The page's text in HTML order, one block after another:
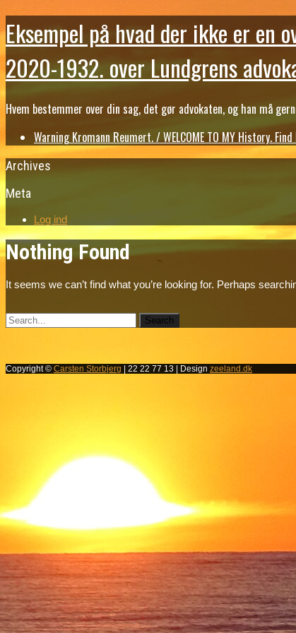
Eksempel på hvad der ikke er
2020-1932. over Lundgrens
Hvem bestemmer over din sag, det gør advokaten, og han må
Warning Kromann Reumert. / WELCOME TO MY History.
Archives
Meta
Log ind
Nothing Found
It seems we can’t find what you’re looking for. Perhaps
Copyright © Carsten Storbjerg | 22 22 77 13 | Design zeeland.dk